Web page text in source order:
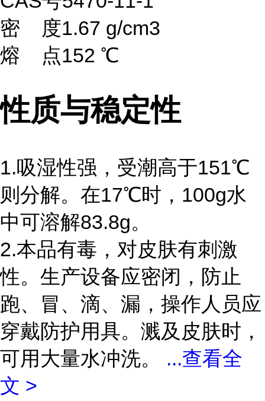
密 度1.67 g/cm3
熔 点152 ℃
性质与稳定性
1.吸湿性强，受潮高于151℃
则分解。在17℃时，100g水
中可溶解83.8g。
2.本品有毒，对皮肤有刺激
性。生产设备应密闭，防止
跑、冒、滴、漏，操作人员应
穿戴防护用具。溅及皮肤时，
可用大量水冲洗。 ...查看全
文 >